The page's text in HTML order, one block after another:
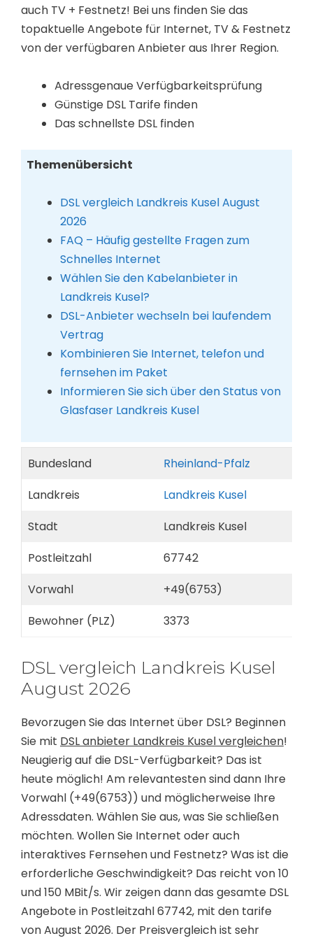
auch TV + Festnetz! Bei uns finden Sie das
topaktuelle Angebote für Internet, TV & Festnetz
von der verfügbaren Anbieter aus Ihrer Region.
Adressgenaue Verfügbarkeitsprüfung
Günstige DSL Tarife finden
Das schnellste DSL finden
Themenübersicht
DSL vergleich Landkreis Kusel August
2026
FAQ – Häufig gestellte Fragen zum
Schnelles Internet
Wählen Sie den Kabelanbieter in
Landkreis Kusel?
DSL-Anbieter wechseln bei laufendem
Vertrag
Kombinieren Sie Internet, telefon und
fernsehen im Paket
Informieren Sie sich über den Status von
Glasfaser Landkreis Kusel
Bundesland
Rheinland-Pfalz
Landkreis
Landkreis Kusel
Stadt
Landkreis Kusel
Postleitzahl
67742
Vorwahl
+49(6753)
Bewohner (PLZ)
3373
DSL vergleich Landkreis Kusel
August 2026
Bevorzugen Sie das Internet über DSL? Beginnen
Sie mit DSL anbieter Landkreis Kusel vergleichen!
Neugierig auf die DSL-Verfügbarkeit? Das ist
heute möglich! Am relevantesten sind dann Ihre
Vorwahl (+49(6753)) und möglicherweise Ihre
Adressdaten. Wählen Sie aus, was Sie schließen
möchten. Wollen Sie Internet oder auch
interaktives Fernsehen und Festnetz? Was ist die
erforderliche Geschwindigkeit? Das reicht von 10
und 150 MBit/s. Wir zeigen dann das gesamte DSL
Angebote in Postleitzahl 67742, mit den tarife
von August 2026. Der Preisvergleich ist sehr